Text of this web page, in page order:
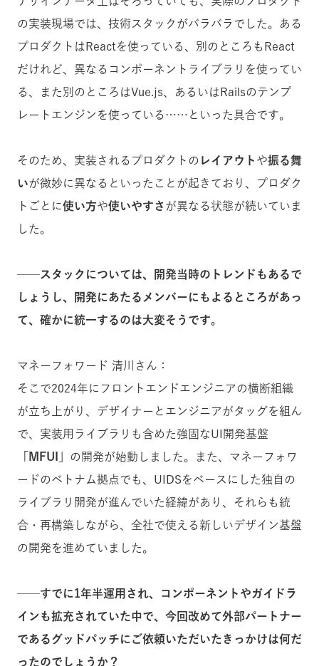
の実装現場では、技術スタックがバラバラでした。ある
プロダクトはReactを使っている、別のところもReact
だけれど、異なるコンポーネントライブラリを使ってい
る、また別のところはVue.js、あるいはRailsのテンプ
レートエンジンを使っている……といった具合です。
そのため、実装されるプロダクトの レイアウト や振る舞
いが微妙に異なるといったことが起きており、プロダク
トごとに使い方や使いやすさ が異なる状態が続いていま
した。
──スタックについては、開発当時のトレンドもあるで
しょうし、開発にあたるメンバーにもよるところがあっ
て、確かに統一するのは大変そうです。
マネーフォワード 清川さん：
そこで2024年にフロントエンドエンジニアの横断組織
が立ち上がり、デザイナーとエンジニアがタッグを組ん
で、実装用ライブラリも含めた強固なUI開発基盤
「MFUI」 の開発が始動しました。また、マネーフォワ
ードのベトナム拠点でも、UIDSをベースにした独自の
ライブラリ開発が進んでいた経緯があり、それらも統
合・再構築しながら、全社で使える新しいデザイン基盤
の開発を進めていました。
──すでに1年半運用され、コンポーネントやガイドラ
インも拡充されていた中で、今回改めて外部パートナー
であるグッドパッチにご依頼いただいたきっかけは何だ
ったのでしょうか？